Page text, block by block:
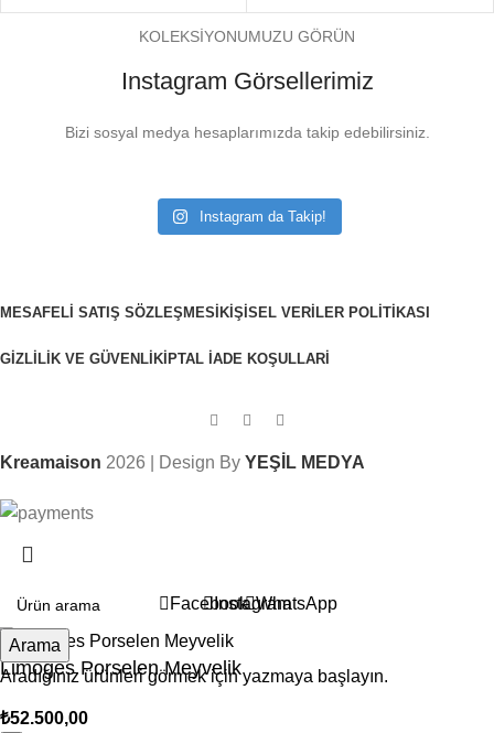
KOLEKSİYONUMUZU GÖRÜN
Instagram Görsellerimiz
Bizi sosyal medya hesaplarımızda takip edebilirsiniz.
Instagram da Takip!
MESAFELI SATIŞ SÖZLEŞMESI KIŞISEL VERILER POLITIKASI
GIZLILIK VE GÜVENLIK İPTAL İADE KOŞULLARI
Kreamaison 2026 | Design By YEŞİL MEDYA
Arama
Aradığınız ürünleri görmek için yazmaya başlayın.
Sepetinizdeki 2. Ürün Şimdi %50 İndirimli!
FacebookInstagramWhatsApp
Limoges Porselen Meyvelik
₺52.500,00